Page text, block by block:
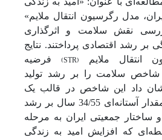
مدل رگرسیون انتقال ملایم»
نقش سلامت و اثرگذاری
بر رشد اقتصادی پرداختند. نتایج
انتقال ملایم (
STR
) فرضیه
شاخص سلامت را بر رشد تولید
داد این شاخص در قالب یک
ساختار دو رژیمی با مقدار آستانه‌ای 34/55 سال بر رشد
ساختار جمعیتی ایران به مرحله
که افزایش امید به زندگی